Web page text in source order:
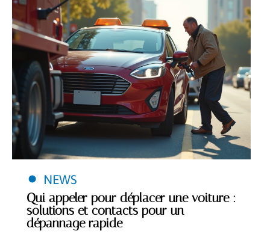
NEWS
Qui appeler pour déplacer une voiture :
solutions et contacts pour un
dépannage rapide